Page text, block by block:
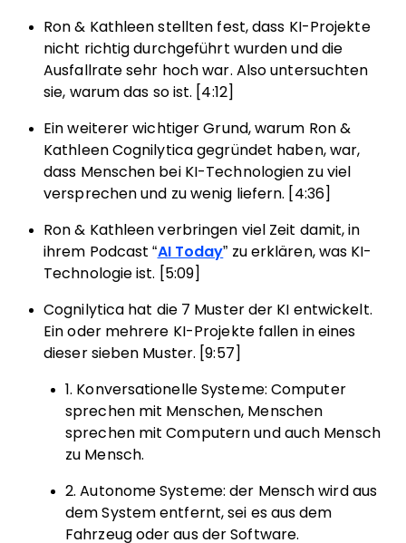
Ron & Kathleen stellten fest, dass KI-Projekte
nicht richtig durchgeführt wurden und die
Ausfallrate sehr hoch war. Also untersuchten
sie, warum das so ist. [4:12]
Ein weiterer wichtiger Grund, warum Ron &
Kathleen Cognilytica gegründet haben, war,
dass Menschen bei KI-Technologien zu viel
versprechen und zu wenig liefern. [4:36]
Ron & Kathleen verbringen viel Zeit damit, in
ihrem Podcast “AI Today” zu erklären, was KI-
Technologie ist. [5:09]
Cognilytica hat die 7 Muster der KI entwickelt.
Ein oder mehrere KI-Projekte fallen in eines
dieser sieben Muster. [9:57]
1. Konversationelle Systeme: Computer
sprechen mit Menschen, Menschen
sprechen mit Computern und auch Mensch
zu Mensch.
2. Autonome Systeme: der Mensch wird aus
dem System entfernt, sei es aus dem
Fahrzeug oder aus der Software.